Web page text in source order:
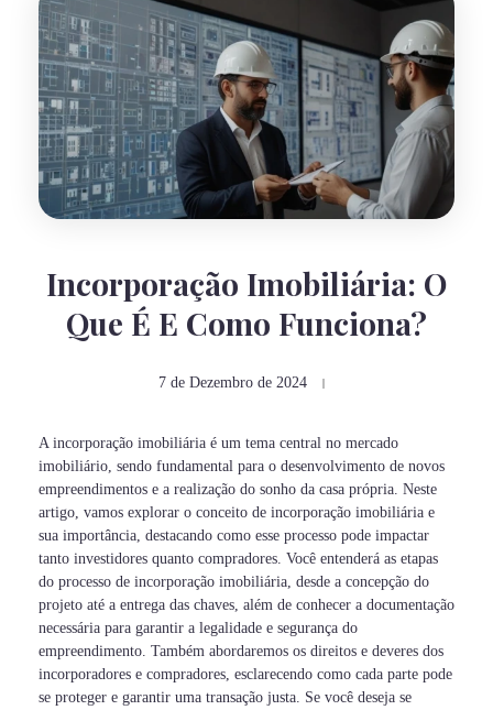
Incorporação Imobiliária: O
Que É E Como Funciona?
7 de Dezembro de 2024
A incorporação imobiliária é um tema central no mercado
imobiliário, sendo fundamental para o desenvolvimento de novos
empreendimentos e a realização do sonho da casa própria. Neste
artigo, vamos explorar o conceito de incorporação imobiliária e
sua importância, destacando como esse processo pode impactar
tanto investidores quanto compradores. Você entenderá as etapas
do processo de incorporação imobiliária, desde a concepção do
projeto até a entrega das chaves, além de conhecer a documentação
necessária para garantir a legalidade e segurança do
empreendimento. Também abordaremos os direitos e deveres dos
incorporadores e compradores, esclarecendo como cada parte pode
se proteger e garantir uma transação justa. Se você deseja se